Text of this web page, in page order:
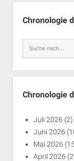
Chronologie
Chronologie
Juli 2026 (2)
Juni 2026
Mai 2026
April 2026